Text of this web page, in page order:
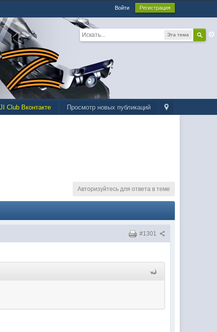
Войти Регистрация
Эта тема
Просмотр новых публикаций
Club Вконтакте
Авторизуйтесь для ответа в теме
#1301